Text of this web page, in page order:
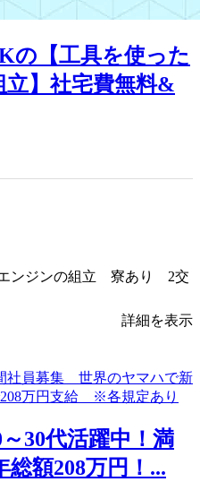
の【工具を使った
】社宅費無料&
ンジンの組立 寮あり 2交
詳細を表示
30代活躍中！満
総額208万円！...